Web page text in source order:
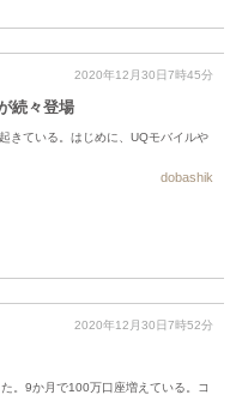
2020年12月30日7時45分
続々登場
きている。はじめに、UQモバイルや
dobashik
2020年12月30日7時52分
。9か月で100万口座増えている。コ